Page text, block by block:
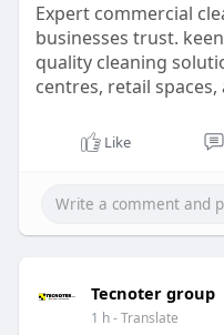
Expert commercial
businesses trust.
quality cleaning
centres, retail
https://logcla.com/
Like
Tecnoter group
1 h- Translate